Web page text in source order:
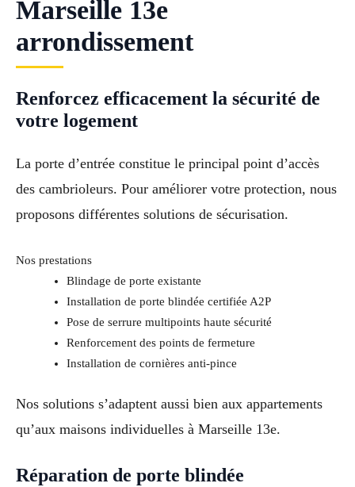
Marseille 13e
arrondissement
Renforcez efficacement la sécurité de
votre logement
La porte d’entrée constitue le principal point d’accès
des cambrioleurs. Pour améliorer votre protection, nous
proposons différentes solutions de sécurisation.
Nos prestations
Blindage de porte existante
Installation de porte blindée certifiée A2P
Pose de serrure multipoints haute sécurité
Renforcement des points de fermeture
Installation de cornières anti-pince
Nos solutions s’adaptent aussi bien aux appartements
qu’aux maisons individuelles à Marseille 13e.
Réparation de porte blindée